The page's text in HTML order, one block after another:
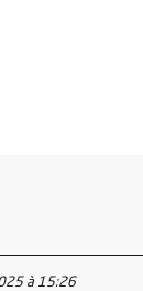
à 15:26